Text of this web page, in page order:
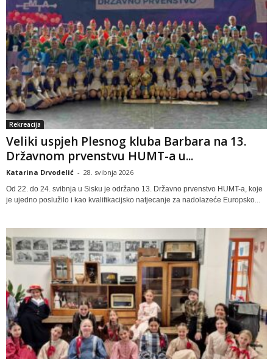
Rekreacija
Veliki uspjeh Plesnog kluba Barbara na 13.
Državnom prvenstvu HUMT-a u...
Katarina Drvodelić - 28. svibnja 2026
Od 22. do 24. svibnja u Sisku je održano 13. Državno prvenstvo HUMT-a, koje
je ujedno poslužilo i kao kvalifikacijsko natjecanje za nadolazeće Europsko...